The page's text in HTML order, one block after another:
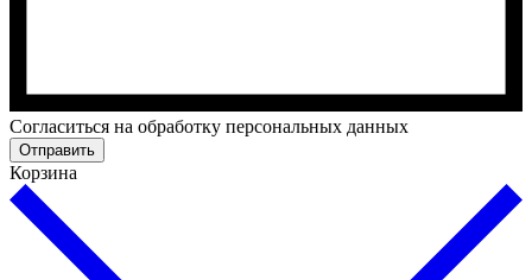
Cогласиться на обработку персональных данных
Отправить
Корзина